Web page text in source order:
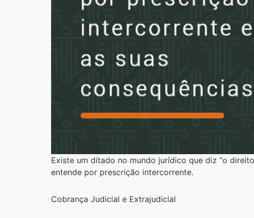
Existe um ditado no mundo jurídico que diz “o
entende por prescrição intercorrente.
Cobrança Judicial e Extrajudicial